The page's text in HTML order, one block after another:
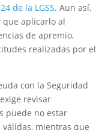
de la LGSS. Aun así,
que aplicarlo al
de apremio,
realizadas por el
con la Seguridad
revisar
puede no estar
mientras que